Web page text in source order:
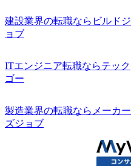
建設業界の転職ならビルドジ
ョブ
ITエンジニア転職ならテック
ゴー
製造業界の転職ならメーカー
ズジョブ